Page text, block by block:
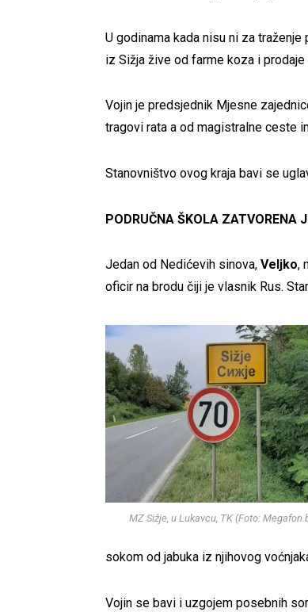
U godinama kada nisu ni za
iz Sižja žive od farme koza i prodaje
Vojin je predsjednik Mjesne
tragovi rata a od magistralne ceste
Stanovništvo ovog kraja bavi se
PODRUČNA ŠKOLA ZATVORENA
Jedan od Nedićevih sinova, Veljko,
oficir na brodu čiji je vlasnik Rus.
MZ Sižje, u Lukavcu, TK (Foto:
sokom od jabuka iz njihovog
Vojin se bavi i uzgojem posebnih